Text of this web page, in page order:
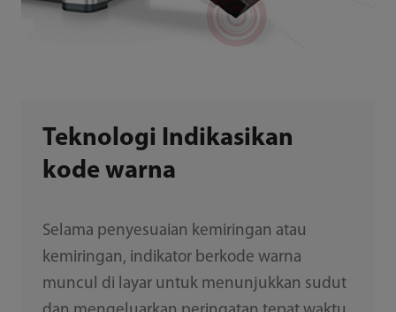
Teknologi Indikasikan
kode warna
Selama penyesuaian kemiringan atau
kemiringan, indikator berkode warna
muncul di layar untuk menunjukkan sudut